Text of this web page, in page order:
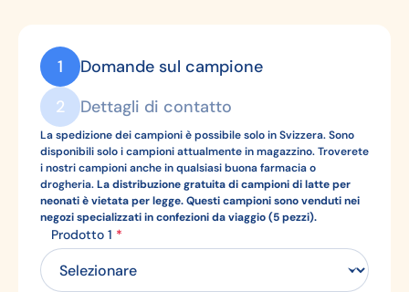
1
Domande sul campione
2
Dettagli di contatto
La spedizione dei campioni è possibile solo in Svizzera. Sono
disponibili solo i campioni attualmente in magazzino. Troverete
i nostri campioni anche in qualsiasi buona farmacia o
drogheria.La distribuzione gratuita di campioni di latte per
neonati è vietata per legge. Questi campioni sono venduti nei
negozi specializzati in confezioni da viaggio (5 pezzi).
Prodotto 1 *